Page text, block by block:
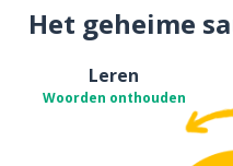
Het geheime
Leren
Woorden onthouden